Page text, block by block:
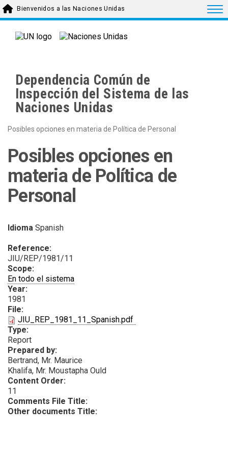
Skip to main content
Bienvenidos a las Naciones Unidas
Dependencia Común de
Inspección del Sistema de las
Naciones Unidas
Posibles opciones en materia de Política de Personal
Posibles opciones en
materia de Política de
Personal
Idioma Spanish
Reference:
JIU/REP/1981/11
Scope:
En todo el sistema
Year:
1981
File:
JIU_REP_1981_11_Spanish.pdf
Type:
Report
Prepared by:
Bertrand, Mr. Maurice
Khalifa, Mr. Moustapha Ould
Content Order:
11
Comments File Title:
Other documents Title: